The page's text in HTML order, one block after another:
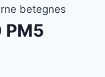
betegnes
PM5